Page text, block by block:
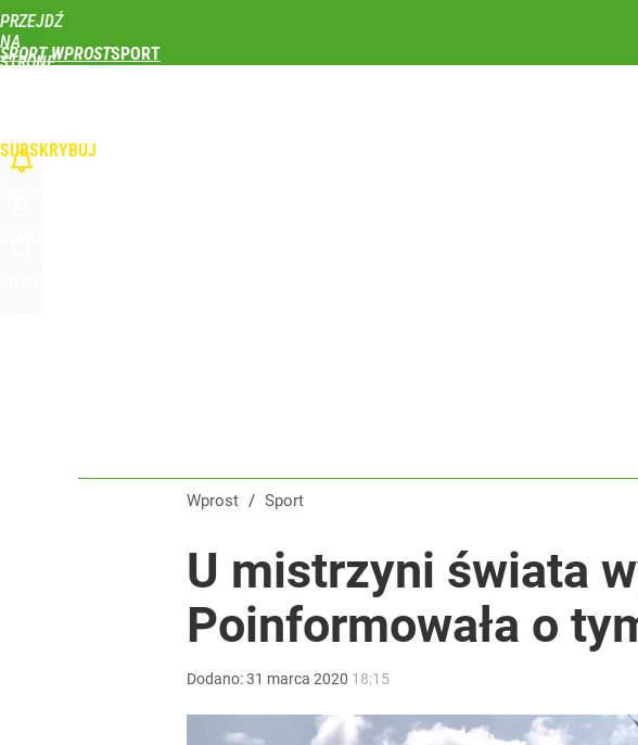
PRZEJDŹ
NA
STRONĘ
SPORT WPROST
SUBSKRYBUJ
Szokująca śmierć wstrząsnęła polskim futbolem. Legenda odeszła
„Nie chodzi o zemstę”. Mocny apel w sprawie ofiar rzezi wołyńskiej
Wprost / Sport
U mistrzyni świata
Poinformowała o
Dodano:31 marca 2020 18:15